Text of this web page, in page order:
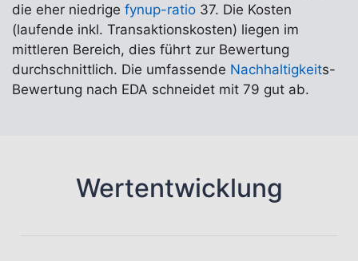
die eher niedrige fynup-ratio 37. Die Kosten
(laufende inkl. Transaktionskosten) liegen im
mittleren Bereich, dies führt zur Bewertung
durchschnittlich. Die umfassende Nachhaltigkeits-
Bewertung nach EDA schneidet mit 79 gut ab.
Wertentwicklung